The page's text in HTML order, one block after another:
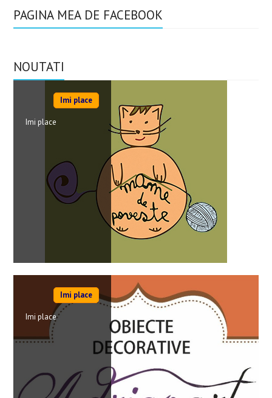
PAGINA MEA DE FACEBOOK
NOUTATI
Imi place
Imi place
Imi place
Imi place